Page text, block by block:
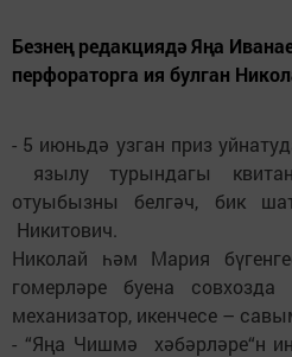
Безнең редакциядә Яңа
перфораторга ия булган
- 5 июньдә узган приз
язылу турындагы
отуыбызны белгәч, бик
Никитович.
Николай һәм Мария
гомерләре буена
механизатор, икенчесе –
- “Яңа Чишмә хәбәрләре“н